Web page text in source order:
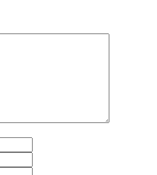
Mail-
Adresse